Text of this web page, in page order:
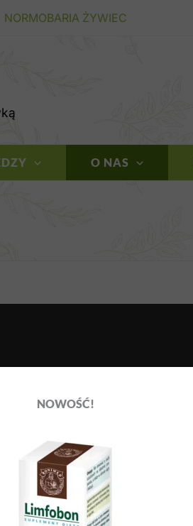
NOWOŚĆ!
NORMOBARIA ŻYWIEC
O NAS